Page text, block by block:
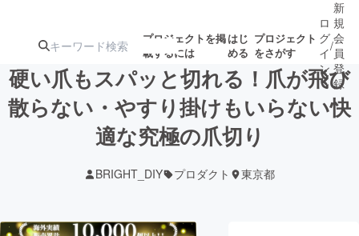
プロジェクトを掲
載するには
はじ
める
プロジェクト
をさがす
注目のリ 注目の新着プロ
ジェクト
募集終了が近いプ
ロ
グ
イ
ン
/
新
規
会
員
登
録
硬い爪もスパッと切れる！爪が飛び
散らない・やすり掛けもいらない快
適な究極の爪切り
BRIGHT_DIY プロダクト 東京都